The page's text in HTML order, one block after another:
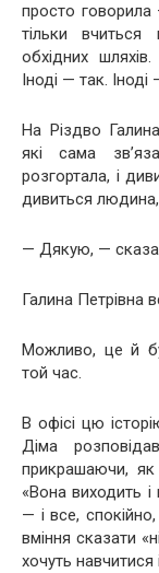
просто
тільки вчиться
обхідних
Іноді — так.
На Різдво
які сама
розгортала, і
дивиться людина,
— Дякую, —
Галина Петрівна
Можливо, це й
той час.
В офісі цю
Діма
прикрашаючи, як
«Вона виходить
— і все,
вміння сказати
хочуть навчитися